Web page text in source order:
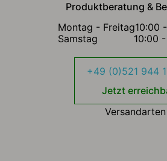
Produktberatung &
Montag - Freitag10:00
Samstag
10:00
+49 (0)521 944
Jetzt
Versandarten